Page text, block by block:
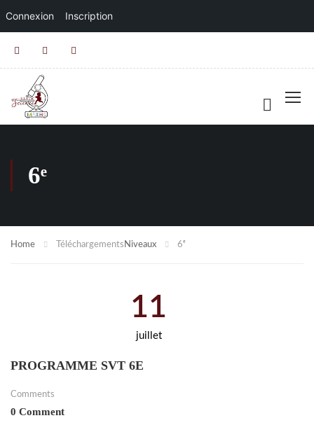
Connexion Inscription
6ᵉ
Home Téléchargements Niveaux 6ᵉ
11
juillet
PROGRAMME SVT 6E
Comments
0 Comment